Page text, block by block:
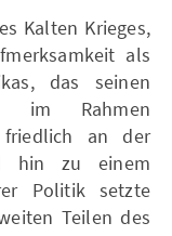
Kalten Krieges,
als
das seinen
im Rahmen
an der
hin zu einem
Politik setzte
Teilen des